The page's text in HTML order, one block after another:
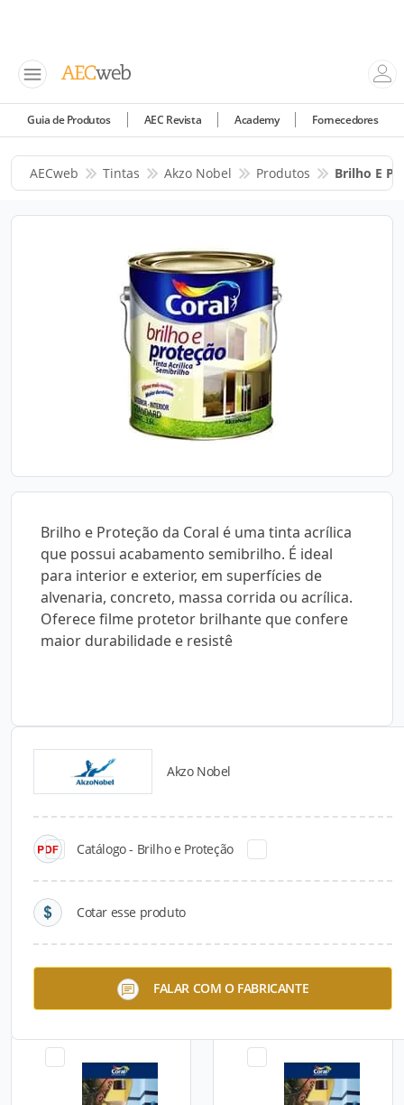
Guia de Produtos AEC Revista Academy Fornecedores
AECweb Tintas Akzo Nobel Produtos Brilho E
Brilho e Proteção da Coral é uma tinta acrílica
que possui acabamento semibrilho. É ideal
para interior e exterior, em superfícies de
alvenaria, concreto, massa corrida ou acrílica.
Oferece filme protetor brilhante que confere
maior durabilidade e resistê
Akzo Nobel
Catálogo - Brilho e Proteção
Cotar esse produto
FALAR COM O FABRICANTE
Catálogos para Download
Fundo Preparador Base